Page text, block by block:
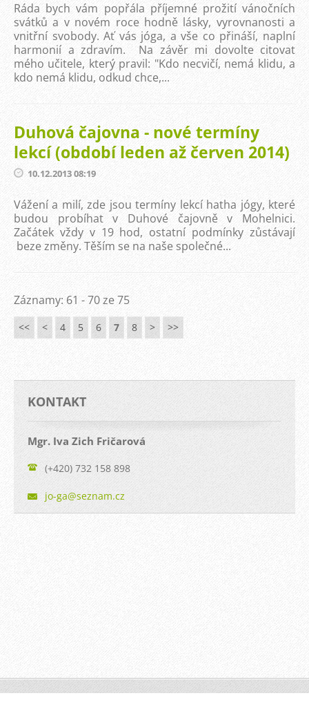
Ráda bych vám popřála příjemné prožití vánočních
svátků a v novém roce hodně lásky, vyrovnanosti a
vnitřní svobody. Ať vás jóga, a vše co přináší, naplní
harmonií a zdravím. Na závěr mi dovolte citovat
mého učitele, který pravil: "Kdo necvičí, nemá klidu, a
kdo nemá klidu, odkud chce,...
Duhová čajovna - nové termíny
lekcí (období leden až červen 2014)
10.12.2013 08:19
Vážení a milí, zde jsou termíny lekcí hatha jógy, které
budou probíhat v Duhové čajovně v Mohelnici.
Začátek vždy v 19 hod, ostatní podmínky zůstávají
beze změny. Těším se na naše společné...
Záznamy: 61 - 70 ze 75
<< < 4 5 6 7 8 > >>
KONTAKT
Mgr. Iva Zich Fričarová
(+420) 732 158 898
jo-ga@seznam.cz